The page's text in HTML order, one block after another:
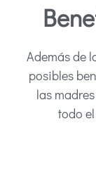
Además de
posibles
las
todo